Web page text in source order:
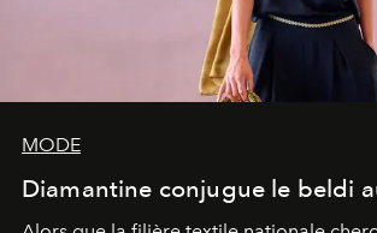
MODE
Diamantine conjugue le beldi